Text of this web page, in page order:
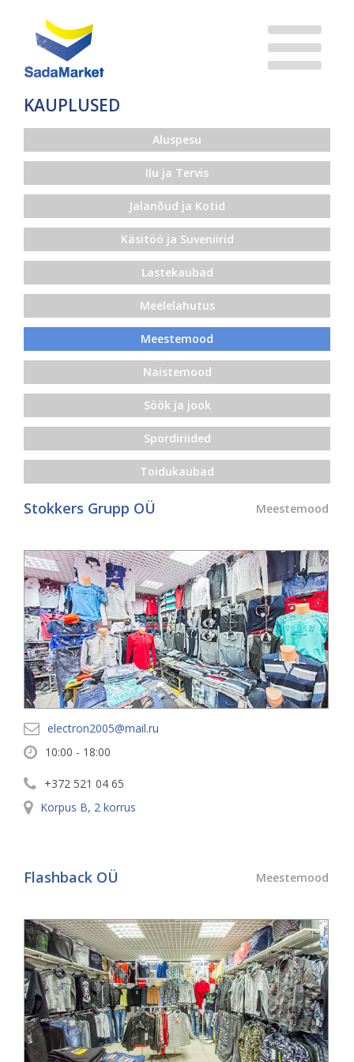
KAUPLUSED
Aluspesu
Ilu ja Tervis
Jalanõud ja Kotid
Käsitöö ja Suveniirid
Lastekaubad
Meelelahutus
Meestemood
Naistemood
Söök ja jook
Spordiriided
Toidukaubad
Stokkers Grupp OÜ Meestemood
electron2005@mail.ru
10:00 - 18:00
+372 521 04 65
Korpus B, 2 korrus
Flashback OÜ Meestemood